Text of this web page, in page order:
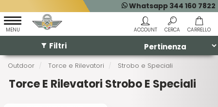
Whatsapp 344 160 7822
Outdoor Torce e Rilevatori Strobo e Speciali
Torce E Rilevatori Strobo E Speciali
Filtri